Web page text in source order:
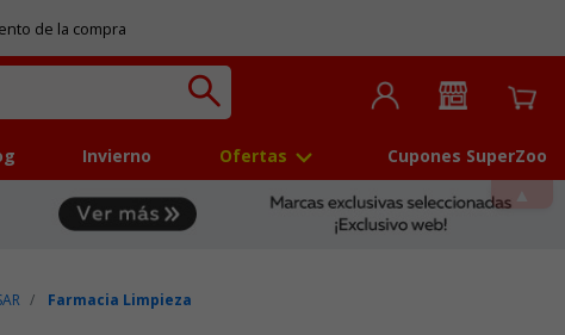
de la compra
Invierno Ofertas Cupones SuperZoo
Farmacia Limpieza